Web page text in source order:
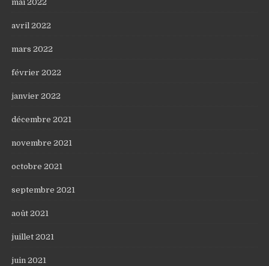
mai 2022
avril 2022
mars 2022
février 2022
janvier 2022
décembre 2021
novembre 2021
octobre 2021
septembre 2021
août 2021
juillet 2021
juin 2021